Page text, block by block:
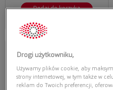
Dodaj do koszyka
obecną promocją: 268,45 zł
wirtualnie
ARNETTE 0AN4341 290081
Drogi użytkowniku,
Używamy plików cookie, aby
strony internetowej, w tym także w
reklam do Twoich preferencji,